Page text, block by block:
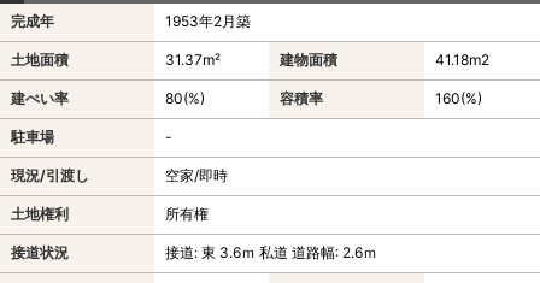
完成年 1953年2月築
土地面積 31.37m² 建物面積 41.18m2
建ぺい率 80(%) 容積率 160(%)
駐車場 -
現況/引渡し 空家/即時
土地権利 所有権
接道状況 接道: 東 3.6ｍ 私道 道路幅: 2.6ｍ